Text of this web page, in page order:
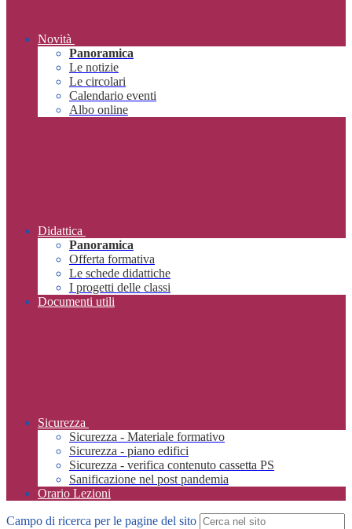
Novità
Panoramica
Le notizie
Le circolari
Calendario eventi
Albo online
Didattica
Panoramica
Offerta formativa
Le schede didattiche
I progetti delle classi
Documenti utili
Sicurezza
Sicurezza - Materiale formativo
Sicurezza - piano edifici
Sicurezza - verifica contenuto cassetta PS
Sanificazione nel post pandemia
Orario Lezioni
Campo di ricerca per le pagine del sito